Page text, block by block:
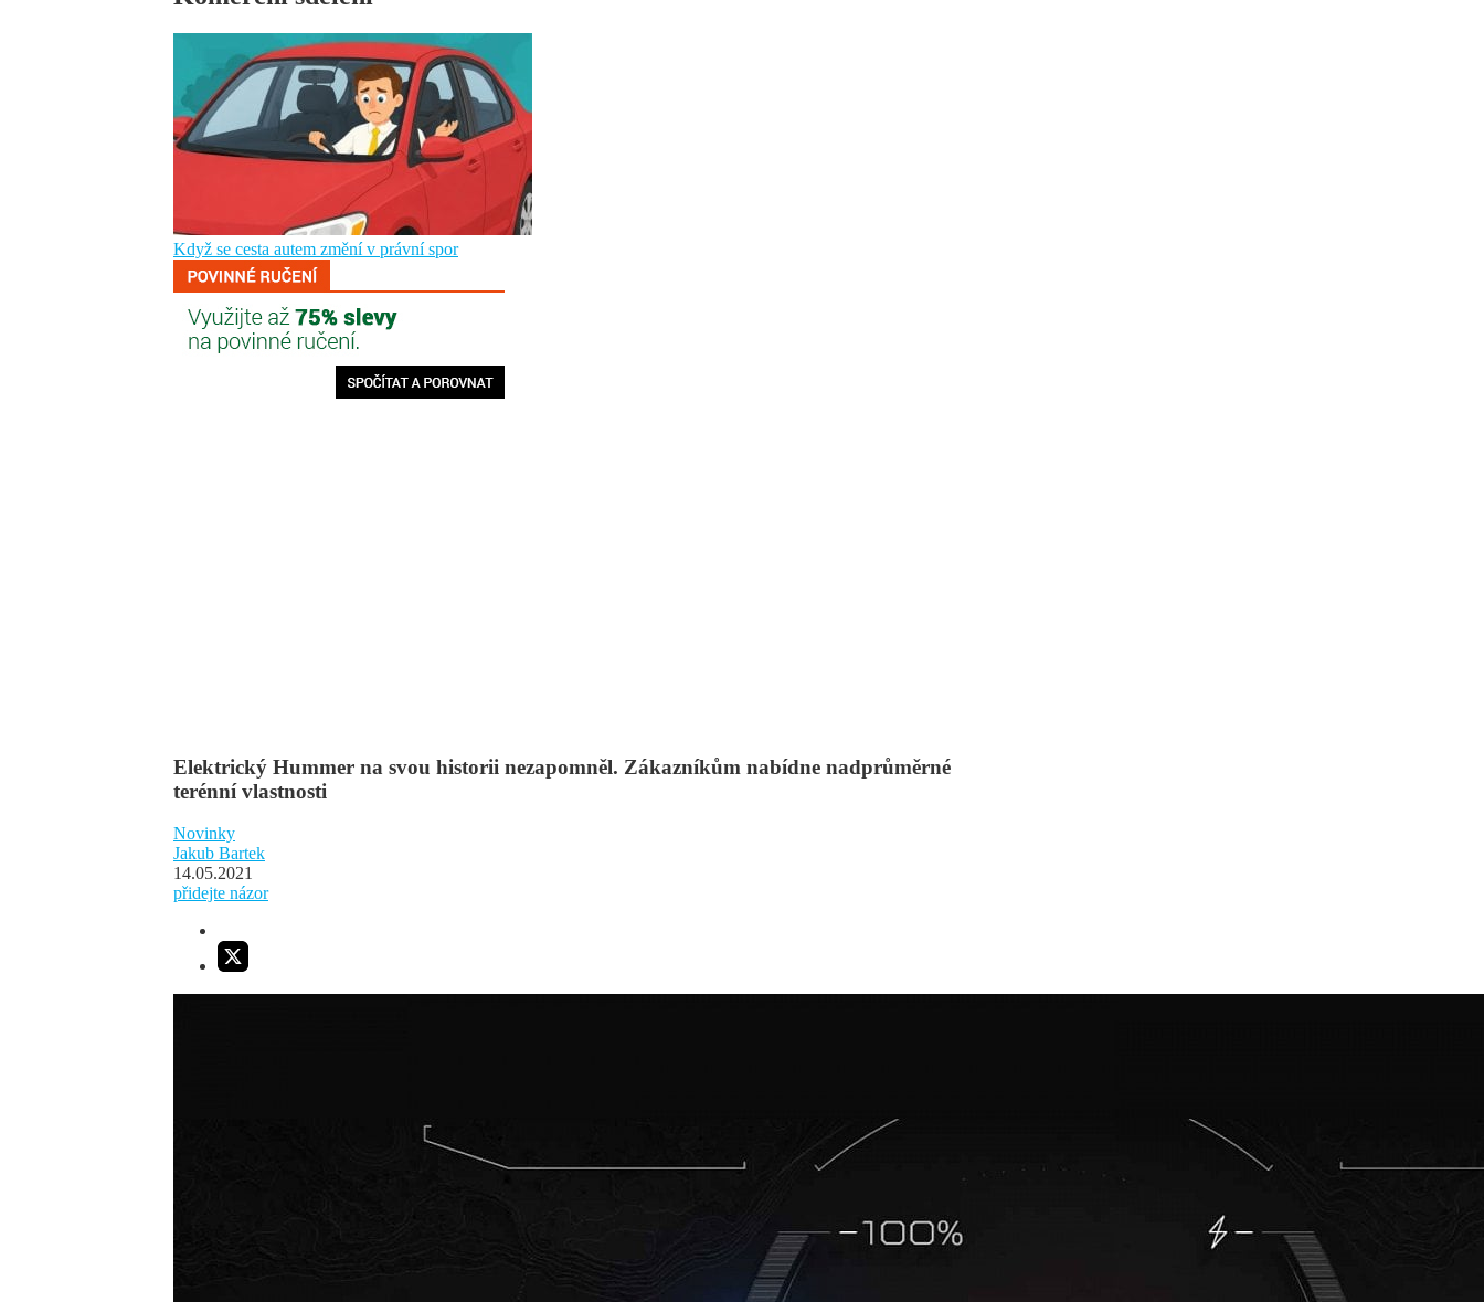
Elektrický Hummer na svou historii nezapomněl. Zákazníkům nabídne nadprůměrné
terénní vlastnosti
Novinky
Jakub Bartek
14.05.2021
přidejte názor
Když se cesta autem změní v právní spor